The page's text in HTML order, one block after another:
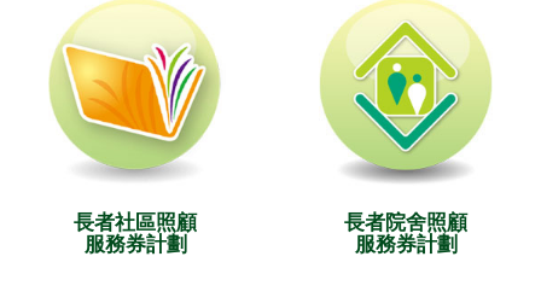
長者社區照顧
服務券計劃
長者院舍照顧
服務券計劃